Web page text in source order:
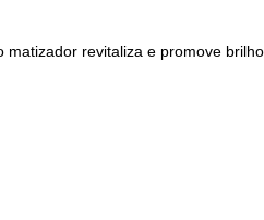
revitaliza e promove brilho